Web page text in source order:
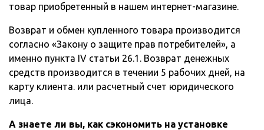
товар приобретенный в нашем интернет-магазине.
Возврат и обмен купленного товара производится
согласно «Закону о защите прав потребителей», а
именно пункта IV статьи 26.1. Возврат денежных
средств производится в течении 5 рабочих дней, на
карту клиента. или расчетный счет юридического
лица.
А знаете ли вы, как сэкономить на установке